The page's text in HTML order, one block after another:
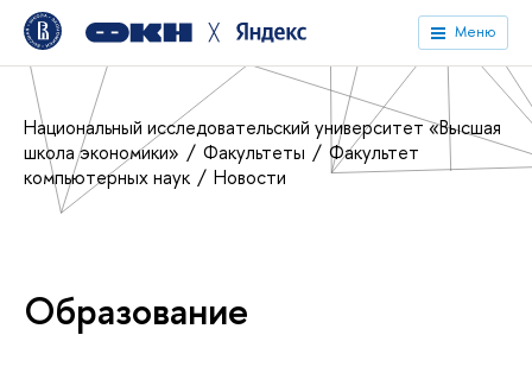
╳ Меню
Национальный исследовательский университет «Высшая
школа экономики»
Факультеты
Факультет
компьютерных наук
Новости
Образование